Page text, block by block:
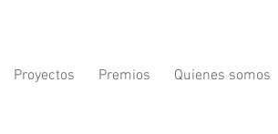
Proyectos Premios Quienes somos